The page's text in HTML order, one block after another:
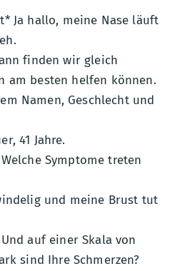
Ja hallo, meine Nase läuft
finden wir gleich
am besten helfen können.
Namen, Geschlecht und
41 Jahre.
Symptome treten
und meine Brust tut
auf einer Skala von
sind Ihre Schmerzen?